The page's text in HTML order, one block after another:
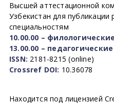
Высшей аттестационной
Узбекистан для публикации
специальностям
10.00.00 –
13.00.00 –
ISSN: 2181-8215 (online)
Crossref DOI: 10.36078
Находится под лицензией